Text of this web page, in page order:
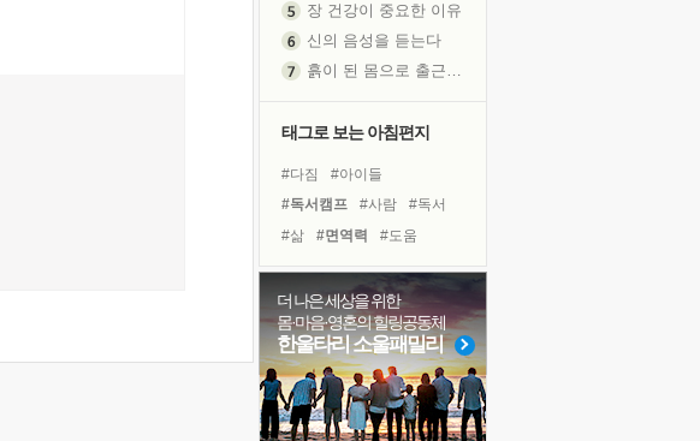
장 건강이 중요한 이유
신의 음성을 듣는다
흙이 된 몸으로 출근하는 여자
졸업식 사진을 보며
극심한 변비, 어깨결림, 수면 장애
아픈 아버지를 위한 공간 설계
슬럼프
보고 싶은 어머니
유년 시절의 부산 영도 바다
태그로 보는 아침편지
#다짐
#아이들
#독서캠프
#사람
#독서
#삶
#면역력
#도움
#명상
#경험
#리더
#유튜브
#링컨학교
#계획
#극복
#비전캠프
#힐링
#선택
#건강
#바이러스
#위기
더 나은 세상을 위한
몸·마음·영혼의 힐링공동체
한울타리 소울패밀리